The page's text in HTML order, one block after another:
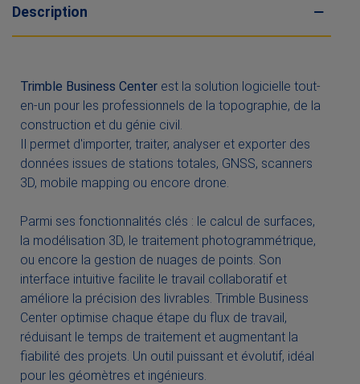
Description
Trimble Business Center est la solution logicielle tout-
en-un pour les professionnels de la topographie, de la
construction et du génie civil.
Il permet d'importer, traiter, analyser et exporter des
données issues de stations totales, GNSS, scanners
3D, mobile mapping ou encore drone.
Parmi ses fonctionnalités clés : le calcul de surfaces,
la modélisation 3D, le traitement photogrammétrique,
ou encore la gestion de nuages de points. Son
interface intuitive facilite le travail collaboratif et
améliore la précision des livrables. Trimble Business
Center optimise chaque étape du flux de travail,
réduisant le temps de traitement et augmentant la
fiabilité des projets. Un outil puissant et évolutif, idéal
pour les géomètres et ingénieurs.